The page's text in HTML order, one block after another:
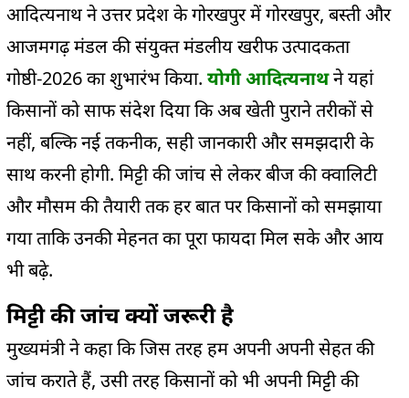
आदित्यनाथ ने उत्तर प्रदेश के गोरखपुर में गोरखपुर, बस्ती और
आजमगढ़ मंडल की संयुक्त मंडलीय खरीफ उत्पादकता
गोष्ठी-2026 का शुभारंभ किया. योगी आदित्यनाथने यहां
किसानों को साफ संदेश दिया कि अब खेती पुराने तरीकों से
नहीं, बल्कि नई तकनीक, सही जानकारी और समझदारी के
साथ करनी होगी. मिट्टी की जांच से लेकर बीज की क्वालिटी
और मौसम की तैयारी तक हर बात पर किसानों को समझाया
गया ताकि उनकी मेहनत का पूरा फायदा मिल सके और आय
भी बढ़े.
मिट्टी की जांच क्यों जरूरी है
मुख्यमंत्री ने कहा कि जिस तरह हम अपनी अपनी सेहत की
जांच कराते हैं, उसी तरह किसानों को भी अपनी मिट्टी की